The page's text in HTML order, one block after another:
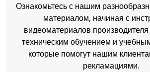
Ознакомьтесь с нашим
материалом, начиная с
видеоматериалов производителя
техническим обучением и
которые помогут нашим
рекламациями.